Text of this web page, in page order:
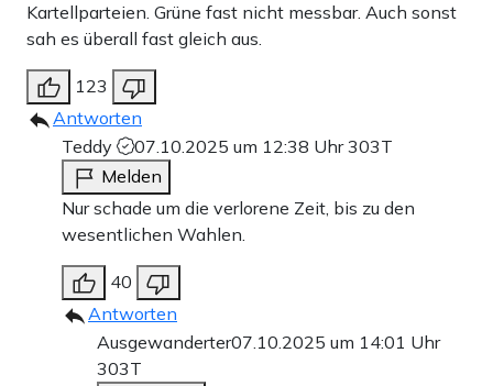
Kartellparteien. Grüne fast nicht messbar. Auch sonst
sah es überall fast gleich aus.
123
Antworten
Teddy
07.10.2025 um 12:38 Uhr303T
Melden
Nur schade um die verlorene Zeit, bis zu den
wesentlichen Wahlen.
40
Antworten
Ausgewanderter07.10.2025 um 14:01 Uhr
303T